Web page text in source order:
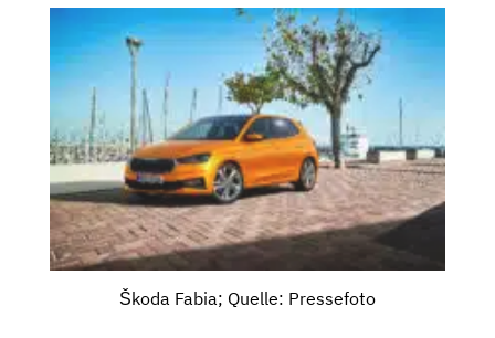
Škoda Fabia; Quelle: Pressefoto